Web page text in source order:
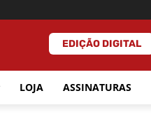
EDIÇÃO DIGITAL
LOJA ASSINATURAS